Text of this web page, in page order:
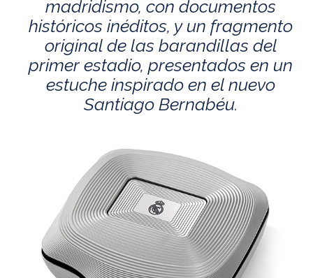
madridismo, con documentos
históricos inéditos, y un fragmento
original de las barandillas del
primer estadio, presentados en un
estuche inspirado en el nuevo
Santiago Bernabéu.